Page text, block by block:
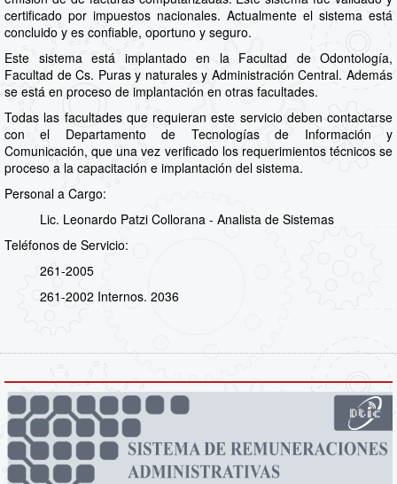
certificado por impuestos nacionales. Actualmente el sistema está
concluido y es confiable, oportuno y seguro.
Este sistema está implantado en la Facultad de Odontología,
Facultad de Cs. Puras y naturales y Administración Central. Además
se está en proceso de implantación en otras facultades.
Todas las facultades que requieran este servicio deben contactarse
con el Departamento de Tecnologías de Información y
Comunicación, que una vez verificado los requerimientos técnicos se
proceso a la capacitación e implantación del sistema.
Personal a Cargo:
Lic. Leonardo Patzi Collorana - Analista de Sistemas
Teléfonos de Servicio:
261-2005
261-2002 Internos. 2036